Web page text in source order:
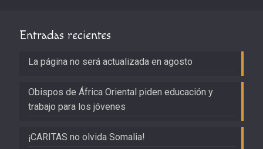
Entradas recientes
La página no será actualizada en agosto
Obispos de África Oriental piden educación y
trabajo para los jóvenes
¡CARITAS no olvida Somalia!